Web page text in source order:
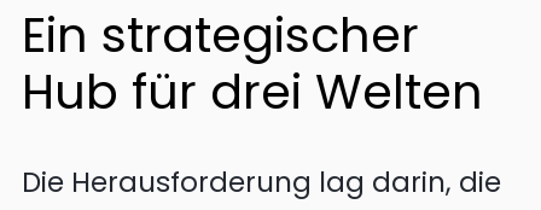
Ein strategischer
Hub für drei Welten
Die Herausforderung lag darin, die